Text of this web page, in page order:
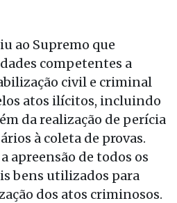
ao Supremo que
competentes a
civil e criminal
atos ilícitos, incluindo
da realização de perícia
à coleta de provas.
apreensão de todos os
bens utilizados para
dos atos criminosos.